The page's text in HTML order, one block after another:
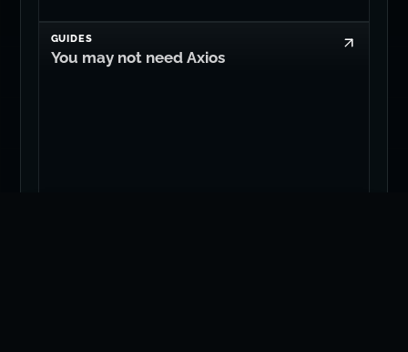
GUIDES
You may not need Axios